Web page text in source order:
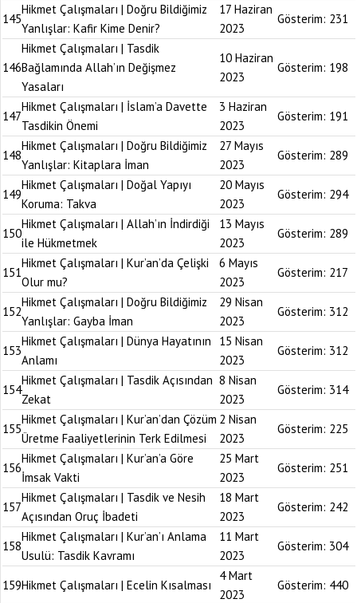
145
Hikmet Çalışmaları | Doğru Bildiğimiz
Yanlışlar: Kafir Kime Denir?
17 Haziran
2023
Gösterim: 231
146
Hikmet Çalışmaları | Tasdik
Bağlamında Allah’ın Değişmez
Yasaları
10 Haziran
2023
Gösterim: 198
147
Hikmet Çalışmaları | İslam’a Davette
Tasdikin Önemi
3 Haziran
2023
Gösterim: 191
148
Hikmet Çalışmaları | Doğru Bildiğimiz
Yanlışlar: Kitaplara İman
27 Mayıs
2023
Gösterim: 289
149
Hikmet Çalışmaları | Doğal Yapıyı
Koruma: Takva
20 Mayıs
2023
Gösterim: 294
150
Hikmet Çalışmaları | Allah’ın İndirdiği
ile Hükmetmek
13 Mayıs
2023
Gösterim: 289
151
Hikmet Çalışmaları | Kur’an’da Çelişki
Olur mu?
6 Mayıs
2023
Gösterim: 217
152
Hikmet Çalışmaları | Doğru Bildiğimiz
Yanlışlar: Gayba İman
29 Nisan
2023
Gösterim: 312
153
Hikmet Çalışmaları | Dünya Hayatının
Anlamı
15 Nisan
2023
Gösterim: 312
154
Hikmet Çalışmaları | Tasdik Açısından
Zekat
8 Nisan
2023
Gösterim: 314
155
Hikmet Çalışmaları | Kur’an’dan Çözüm
Üretme Faaliyetlerinin Terk Edilmesi
2 Nisan
2023
Gösterim: 225
156
Hikmet Çalışmaları | Kur’an’a Göre
İmsak Vakti
25 Mart
2023
Gösterim: 251
157
Hikmet Çalışmaları | Tasdik ve Nesih
Açısından Oruç İbadeti
18 Mart
2023
Gösterim: 242
158
Hikmet Çalışmaları | Kur’an’ı Anlama
Usulü: Tasdik Kavramı
11 Mart
2023
Gösterim: 304
159Hikmet Çalışmaları | Ecelin Kısalması
4 Mart
2023
Gösterim: 440